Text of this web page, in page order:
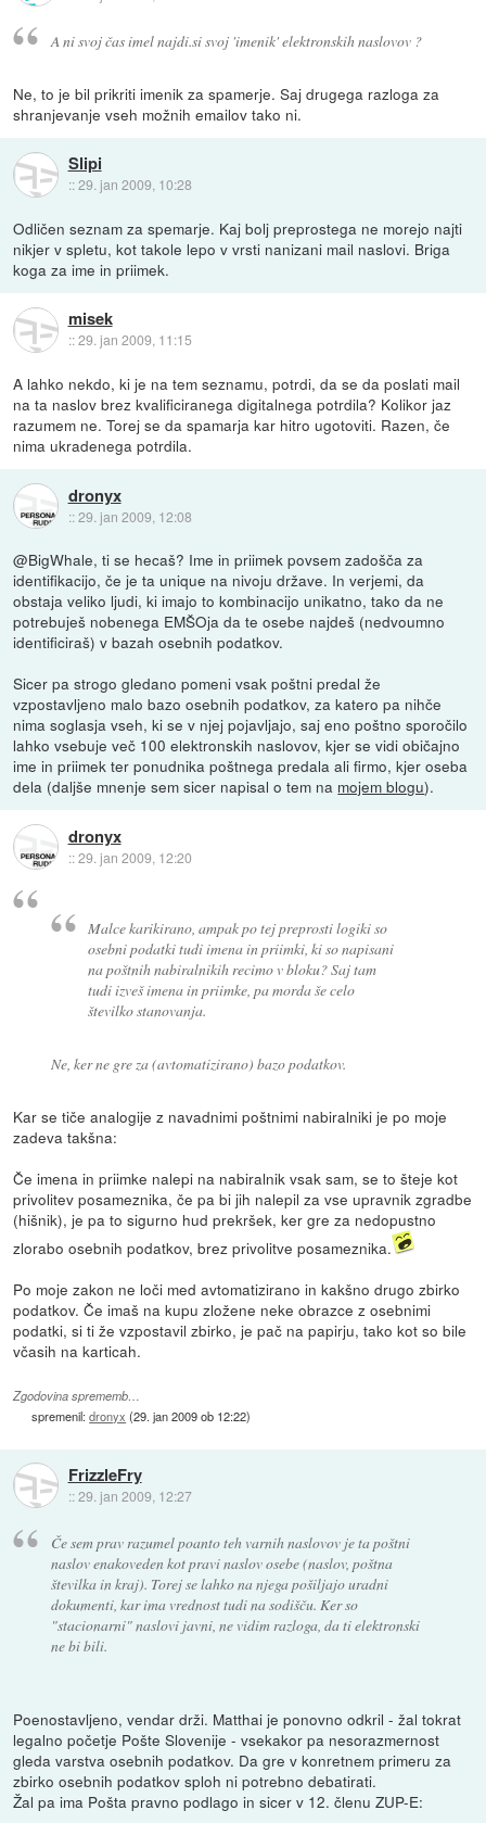
A ni svoj čas imel najdi.si svoj 'imenik' elektronskih naslovov ?
Ne, to je bil prikriti imenik za spamerje. Saj drugega razloga za
shranjevanje vseh možnih emailov tako ni.
Slipi
::29. jan 2009, 10:28
Odličen seznam za spemarje. Kaj bolj preprostega ne morejo najti
nikjer v spletu, kot takole lepo v vrsti nanizani mail naslovi. Briga
koga za ime in priimek.
misek
::29. jan 2009, 11:15
A lahko nekdo, ki je na tem seznamu, potrdi, da se da poslati mail
na ta naslov brez kvalificiranega digitalnega potrdila? Kolikor jaz
razumem ne. Torej se da spamarja kar hitro ugotoviti. Razen, če
nima ukradenega potrdila.
dronyx
::29. jan 2009, 12:08
@BigWhale, ti se hecaš? Ime in priimek povsem zadošča za
identifikacijo, če je ta unique na nivoju države. In verjemi, da
obstaja veliko ljudi, ki imajo to kombinacijo unikatno, tako da ne
potrebuješ nobenega EMŠOja da te osebe najdeš (nedvoumno
identificiraš) v bazah osebnih podatkov.
Sicer pa strogo gledano pomeni vsak poštni predal že
vzpostavljeno malo bazo osebnih podatkov, za katero pa nihče
nima soglasja vseh, ki se v njej pojavljajo, saj eno poštno sporočilo
lahko vsebuje več 100 elektronskih naslovov, kjer se vidi običajno
ime in priimek ter ponudnika poštnega predala ali firmo, kjer oseba
dela (daljše mnenje sem sicer napisal o tem na mojem blogu).
dronyx
::29. jan 2009, 12:20
Malce karikirano, ampak po tej preprosti logiki so
osebni podatki tudi imena in priimki, ki so napisani
na poštnih nabiralnikih recimo v bloku? Saj tam
tudi izveš imena in priimke, pa morda še celo
številko stanovanja.
Ne, ker ne gre za (avtomatizirano) bazo podatkov.
Kar se tiče analogije z navadnimi poštnimi nabiralniki je po moje
zadeva takšna:
Če imena in priimke nalepi na nabiralnik vsak sam, se to šteje kot
privolitev posameznika, če pa bi jih nalepil za vse upravnik zgradbe
(hišnik), je pa to sigurno hud prekršek, ker gre za nedopustno
zlorabo osebnih podatkov, brez privolitve posameznika.
Po moje zakon ne loči med avtomatizirano in kakšno drugo zbirko
podatkov. Če imaš na kupu zložene neke obrazce z osebnimi
podatki, si ti že vzpostavil zbirko, je pač na papirju, tako kot so bile
včasih na karticah.
Zgodovina sprememb…
spremenil:dronyx (29. jan 2009 ob 12:22)
FrizzleFry
::29. jan 2009, 12:27
Če sem prav razumel poanto teh varnih naslovov je ta poštni
naslov enakoveden kot pravi naslov osebe (naslov, poštna
številka in kraj). Torej se lahko na njega pošiljajo uradni
dokumenti, kar ima vrednost tudi na sodišču. Ker so
"stacionarni" naslovi javni, ne vidim razloga, da ti elektronski
ne bi bili.
Poenostavljeno, vendar drži. Matthai je ponovno odkril - žal tokrat
legalno početje Pošte Slovenije - vsekakor pa nesorazmernost
gleda varstva osebnih podatkov. Da gre v konretnem primeru za
zbirko osebnih podatkov sploh ni potrebno debatirati.
Žal pa ima Pošta pravno podlago in sicer v 12. členu ZUP-E: